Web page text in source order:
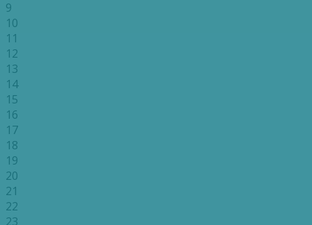
9
10
11
12
13
14
15
16
17
18
19
20
21
22
23